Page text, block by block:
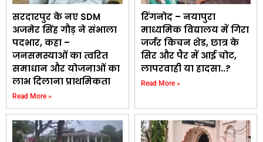
सरदारपुर के नए SDM
अजमेर सिंह गौड़ ने संभाला
पदभार, कहा –
जनसमस्याओं का त्वरित
समाधान और योजनाओं का
लाभ दिलाना प्राथमिकता
Read More »
रिंगनोद – नयापुरा
माध्यमिक विद्यालय में गिरा
जर्जर किचन शेड, छात्र के
सिर और पैर में आई चोट,
लापरवाही या हादसा..?
Read More »